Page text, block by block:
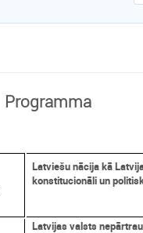
Programma
Latviešu nācija kā
konstitucionāli un
Latvijas valsts